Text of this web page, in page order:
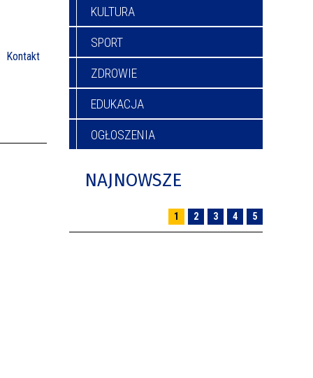
Kontakt
KULTURA
SPORT
ZDROWIE
EDUKACJA
OGŁOSZENIA
NAJNOWSZE
1 2 3 4 5